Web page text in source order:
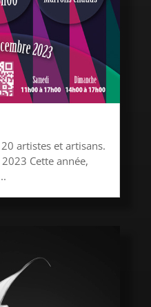
artistes et artisans.
Cette année,